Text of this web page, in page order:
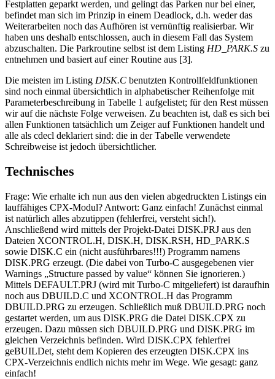
Festplatten geparkt werden, und gelingt das Parken nur bei einer,
befindet man sich im Prinzip in einem Deadlock, d.h. weder das
Weiterarbeiten noch das Aufhören ist vernünftig realisierbar. Wir
haben uns deshalb entschlossen, auch in diesem Fall das System
abzuschalten. Die Parkroutine selbst ist dem Listing HD_PARK.S zu
entnehmen und basiert auf einer Routine aus [3].
Die meisten im Listing DISK.C benutzten Kontrollfeldfunktionen
sind noch einmal übersichtlich in alphabetischer Reihenfolge mit
Parameterbeschreibung in Tabelle 1 aufgelistet; für den Rest müssen
wir auf die nächste Folge verweisen. Zu beachten ist, daß es sich bei
allen Funktionen tatsächlich um Zeiger auf Funktionen handelt und
alle als cdecl deklariert sind: die in der Tabelle verwendete
Schreibweise ist jedoch übersichtlicher.
Technisches
Frage: Wie erhalte ich nun aus den vielen abgedruckten Listings ein
lauffähiges CPX-Modul? Antwort: Ganz einfach! Zunächst einmal
ist natürlich alles abzutippen (fehlerfrei, versteht sich!).
Anschließend wird mittels der Projekt-Datei DISK.PRJ aus den
Dateien XCONTROL.H, DISK.H, DISK.RSH, HD_PARK.S
sowie DISK.C ein (nicht ausführbares!!!) Programm namens
DISK.PRG erzeugt. (Die dabei von Turbo-C ausgegebenen vier
Warnings „Structure passed by value“ können Sie ignorieren.)
Mittels DEFAULT.PRJ (wird mit Turbo-C mitgeliefert) ist daraufhin
noch aus DBUILD.C und XCONTROL.H das Programm
DBUILD.PRG zu erzeugen. Schließlich muß DBUILD.PRG noch
gestartet werden, um aus DISK.PRG die Datei DISK.CPX zu
erzeugen. Dazu müssen sich DBUILD.PRG und DISK.PRG im
gleichen Verzeichnis befinden. Wird DISK.CPX fehlerfrei
geBUILDet, steht dem Kopieren des erzeugten DISK.CPX ins
CPX-Verzeichnis endlich nichts mehr im Wege. Wie gesagt: ganz
einfach!